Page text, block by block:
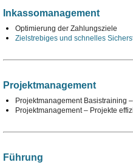
Inkassomanagement
Optimierung der Zahlungsziele
Zielstrebiges und schnelles
Projektmanagement
Projektmanagement Basistraining
Projektmanagement – Projekte
Führung